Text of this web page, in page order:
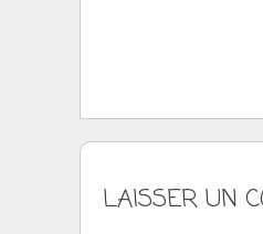
LAISSER UN